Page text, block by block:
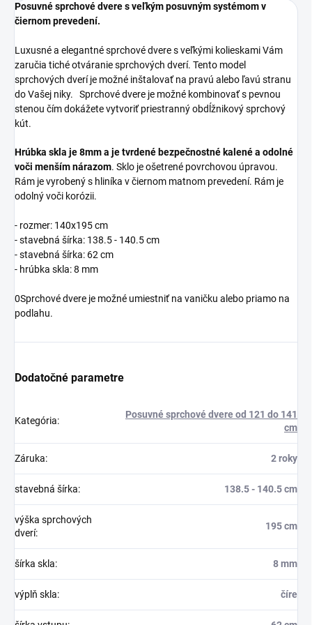
Posuvné sprchové dvere s veľkým posuvným systémom v
čiernom prevedení.
Luxusné a elegantné sprchové dvere s veľkými kolieskami Vám
zaručia tiché otváranie sprchových dverí. Tento model
sprchových dverí je možné inštalovať na pravú alebo ľavú stranu
do Vašej niky. Sprchové dvere je možné kombinovať s pevnou
stenou čím dokážete vytvoriť priestranný obdĺžnikový sprchový
kút.
Hrúbka skla je 8mm a je tvrdené bezpečnostné kalené a odolné
voči menším nárazom. Sklo je ošetrené povrchovou úpravou.
Rám je vyrobený s hliníka v čiernom matnom prevedení. Rám je
odolný voči korózii.
- rozmer: 140x195 cm
- stavebná šírka: 138.5 - 140.5 cm
- stavebná šírka: 62 cm
- hrúbka skla: 8 mm
0Sprchové dvere je možné umiestniť na vaničku alebo priamo na
podlahu.
Dodatočné parametre
Kategória:
Posuvné sprchové dvere od 121 do 141
cm
Záruka: 2 roky
stavebná šírka: 138.5 - 140.5 cm
výška sprchových
dverí:
195 cm
šírka skla: 8 mm
výplň skla: číre